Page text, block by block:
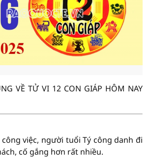
VỀ TỬ VI 12 CON GIÁP HÔM NAY
công việc, người tuổi Tý công danh đi
cố gắng hơn rất nhiều.